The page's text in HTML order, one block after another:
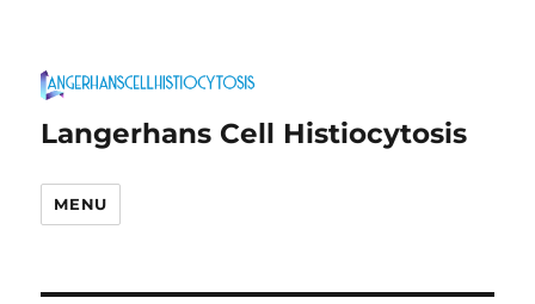
Langerhans Cell Histiocytosis
MENU